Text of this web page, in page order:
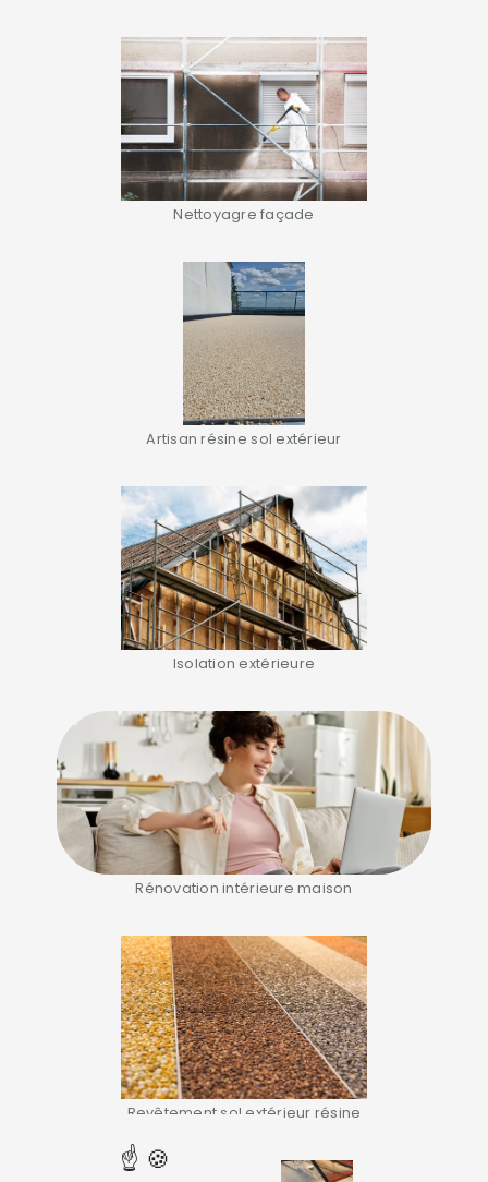
Nettoyagre façade
Artisan résine sol extérieur
Isolation extérieure
Rénovation intérieure maison
Revêtement sol extérieur résine